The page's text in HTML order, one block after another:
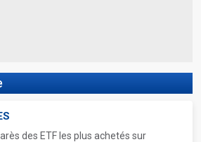
des ETF les plus achetés sur